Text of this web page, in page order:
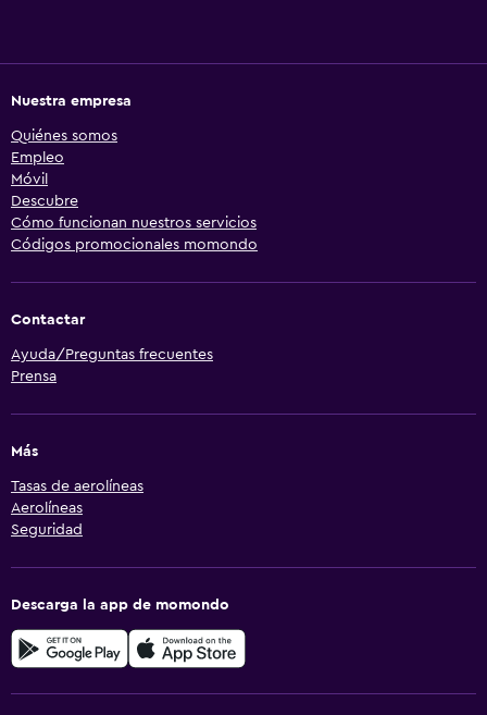
Nuestra empresa
Quiénes somos
Empleo
Móvil
Descubre
Cómo funcionan nuestros servicios
Códigos promocionales momondo
Contactar
Ayuda/Preguntas frecuentes
Prensa
Más
Tasas de aerolíneas
Aerolíneas
Seguridad
Descarga la app de momondo